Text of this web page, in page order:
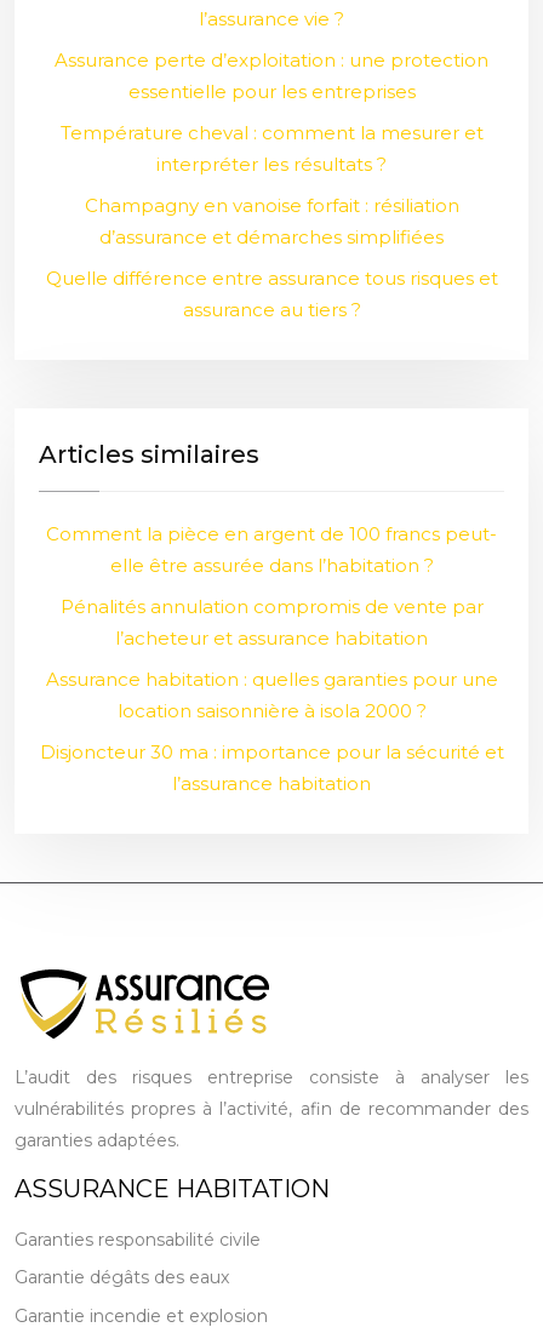
l’assurance vie ?
Assurance perte d’exploitation : une protection
essentielle pour les entreprises
Température cheval : comment la mesurer et
interpréter les résultats ?
Champagny en vanoise forfait : résiliation
d’assurance et démarches simplifiées
Quelle différence entre assurance tous risques et
assurance au tiers ?
Articles similaires
Comment la pièce en argent de 100 francs peut-
elle être assurée dans l’habitation ?
Pénalités annulation compromis de vente par
l’acheteur et assurance habitation
Assurance habitation : quelles garanties pour une
location saisonnière à isola 2000 ?
Disjoncteur 30 ma : importance pour la sécurité et
l’assurance habitation
L’audit des risques entreprise consiste à analyser les
vulnérabilités propres à l’activité, afin de recommander des
garanties adaptées.
ASSURANCE HABITATION
Garanties responsabilité civile
Garantie dégâts des eaux
Garantie incendie et explosion